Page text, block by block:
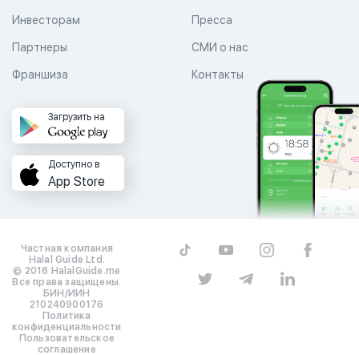
Пресса
СМИ о нас
Контакты
Инвесторам
Партнеры
Франшиза
Загрузить на
Доступно в
App Store
Частная компания
Halal Guide Ltd.
© 2018 HalalGuide.me
Все права защищены.
БИН/ИИН
210240900176
Политика
конфиденциальности
Пользовательское
соглашение